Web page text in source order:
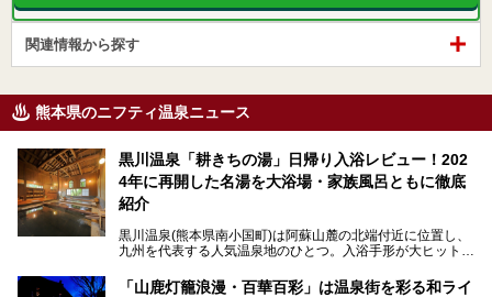
関連情報から探す
熊本県のニフティ温泉ニュース
黒川温泉「耕きちの湯」日帰り入浴レビュー！202
4年に再開した名湯を大浴場・家族風呂ともに徹底
紹介
黒川温泉(熊本県南小国町)は阿蘇山麓の北端付近に位置し、
九州を代表する人気温泉地のひとつ。入浴手形が大ヒット
す。
「山鹿灯籠浪漫・百華百彩」は温泉街を彩る和ライ